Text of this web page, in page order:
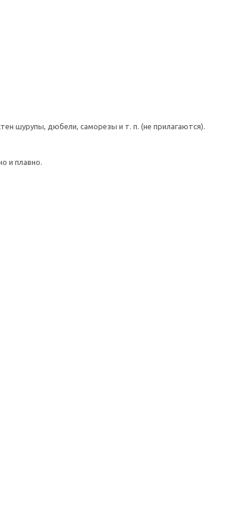
шурупы, дюбели, саморезы и т. п. (не прилагаются).
и плавно.